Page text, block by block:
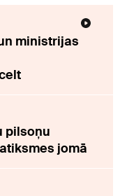
ministrijas
pilsoņu
jomā